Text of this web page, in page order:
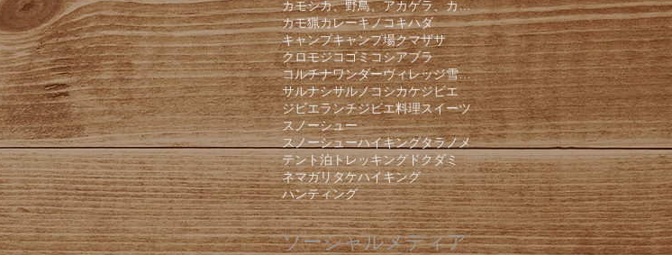
カモシカ、野鳥、アカゲラ、カケス、クモロジ、野生動物、かんじき、
カモ猟カレーキノコキハダ
キャンプキャンプ場クマザサ
クロモジコゴミコシアブラ
コルチナワンダーヴィレッジ雪遊びパーク
サルナシサルノコシカケジビエ
ジビエランチジビエ料理スイーツ
スノーシュー
スノーシューハイキングタラノメ
テント泊トレッキングドクダミ
ネマガリタケハイキング
ハンティング
ソーシャルメディア